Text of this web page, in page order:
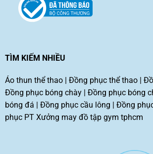
TÌM KIẾM NHIỀU
Áo thun thể thao| Đồng phục thể thao|
Đồng phục bóng chày| Đồng phục bóng
bóng đá
Đồng phục cầu lông Đồng
phục PT Xưởng may đồ tập gym tphcm